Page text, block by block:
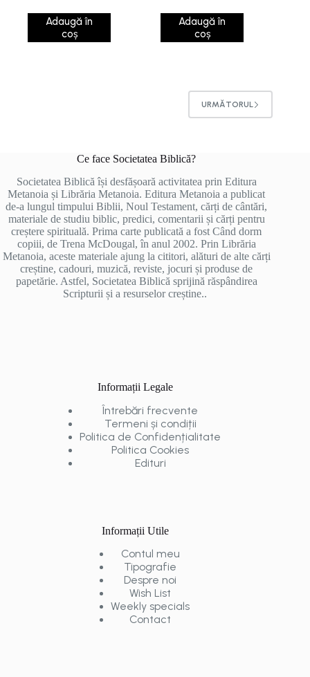
Adaugă în
coș
Adaugă în
coș
URMĂTORUL
Ce face Societatea Biblică?
Societatea Biblică își desfășoară activitatea prin Editura
Metanoia și Librăria Metanoia. Editura Metanoia a publicat
de-a lungul timpului Biblii, Noul Testament, cărți de cântări,
materiale de studiu biblic, predici, comentarii și cărți pentru
creștere spirituală. Prima carte publicată a fost Când dorm
copiii, de Trena McDougal, în anul 2002. Prin Librăria
Metanoia, aceste materiale ajung la cititori, alături de alte cărți
creștine, cadouri, muzică, reviste, jocuri și produse de
papetărie. Astfel, Societatea Biblică sprijină răspândirea
Scripturii și a resurselor creștine..
Informații Legale
Întrebări frecvente
Termeni și condiții
Politica de Confidențialitate
Politica Cookies
Edituri
Informații Utile
Contul meu
Tipografie
Despre noi
Wish List
Weekly specials
Contact